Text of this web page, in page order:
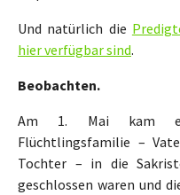
Und natürlich die
hier verfügbar sind.
Beobachten.
Am 1. Mai kam
Flüchtlingsfamilie –
Tochter – in die
geschlossen waren und